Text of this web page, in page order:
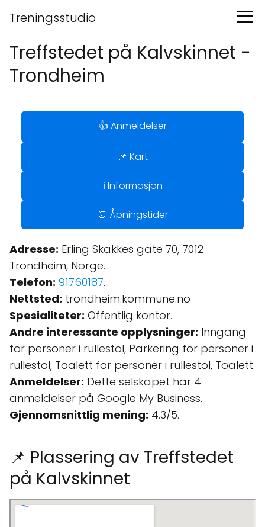
Treningsstudio
Treffstedet på Kalvskinnet -
Trondheim
👍 Anmeldelser
📌 Kart
ℹ️ Informasjon
⏰ Åpningstider
Adresse: Erling Skakkes gate 70, 7012
Trondheim, Norge.
Telefon: 91760187.
Nettsted: trondheim.kommune.no
Spesialiteter: Offentlig kontor.
Andre interessante opplysninger: Inngang
for personer i rullestol, Parkering for personer i
rullestol, Toalett for personer i rullestol, Toalett.
Anmeldelser: Dette selskapet har 4
anmeldelser på Google My Business.
Gjennomsnittlig mening: 4.3/5.
📌 Plassering av Treffstedet
på Kalvskinnet